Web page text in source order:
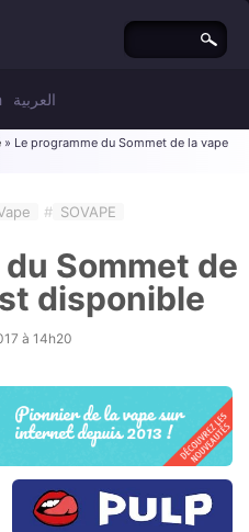
العربية
» Le programme du Sommet de la vape
# SOVAPE
Sommet de
disponible
à 14h20